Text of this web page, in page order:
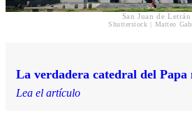
San Juan de Letrán
Shutterstock | Matteo
La verdadera catedral del Papa
Lea el artículo